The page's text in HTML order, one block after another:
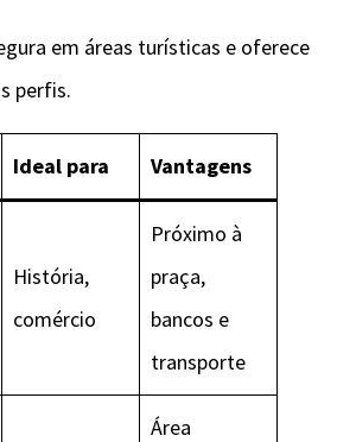
em áreas turísticas e oferece
perfis.
Ideal para Vantagens
História,
comércio
Próximo à
praça,
bancos e
transporte
Área